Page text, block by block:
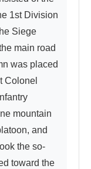
1st Division
Siege
main road
was placed
Colonel
mountain
and
the so-
toward the